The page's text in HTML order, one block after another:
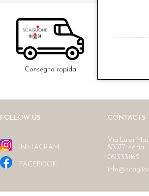
Consegna rapida
FOLLOW US
INSTAGRAM
FACEBOOK
CONTACTS
Via Luigi
80077 Ischia
0813331162